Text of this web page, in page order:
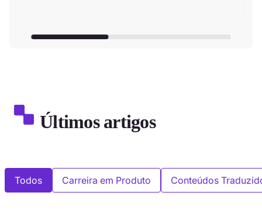
Últimos artigos
Todos Carreira em Produto Conteúdos